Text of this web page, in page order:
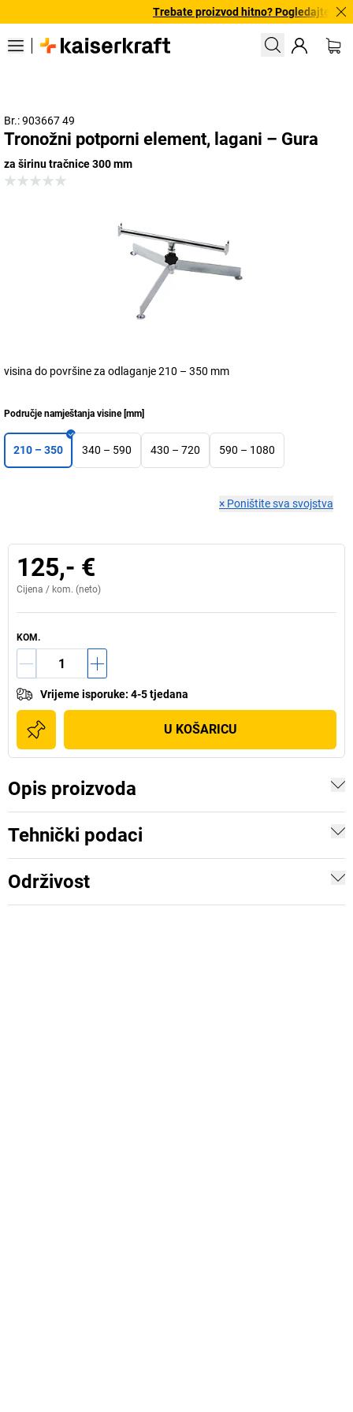
Trebate proizvod hitno? Pogledajte
Br.: 903667 49
Tronožni potporni element, lagani – Gura
za širinu tračnice 300 mm
visina do površine za odlaganje 210 – 350 mm
Područje namještanja visine[mm]
210 – 350 340 – 590 430 – 720 590 – 1080
× Poništite sva svojstva
125,- €
Cijena / kom. (neto)
KOM.
Vrijeme isporuke: 4-5 tjedana
U KOŠARICU
Opis proizvoda
Tehnički podaci
Održivost